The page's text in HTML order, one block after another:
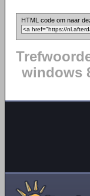
HTML code om naar
windows